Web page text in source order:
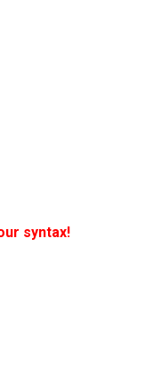
syntax!